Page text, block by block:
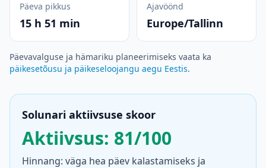
Päeva pikkus
15 h 51 min
Ajavöönd
Europe/Tallinn
Päevavalguse ja hämariku planeerimiseks vaata ka
päikesetõusu ja päikeseloojangu aegu Eestis.
Solunari aktiivsuse skoor
Aktiivsus: 81/100
Hinnang: väga hea päev kalastamiseks ja